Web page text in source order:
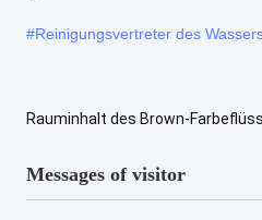
#Reinigungsvertreter des
Rauminhalt des Brown-
Messages of visitor